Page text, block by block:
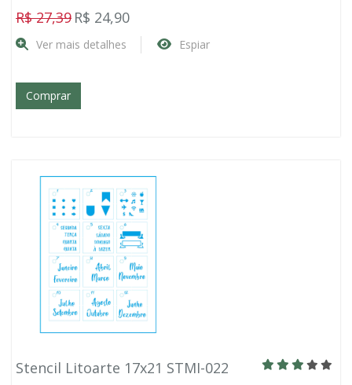
R$ 27,39 R$ 24,90
Ver mais detalhes Espiar
Comprar
Stencil Litoarte 17x21 STMI-022